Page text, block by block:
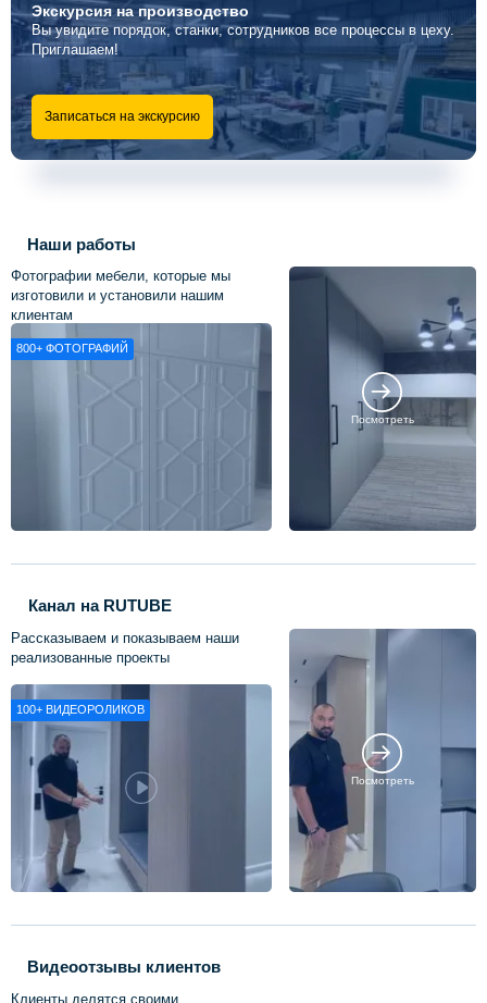
Экскурсияна производство
Вы увидите порядок, станки, сотрудников все процессы в цеху.
Приглашаем!
Записаться на экскурсию
Наши работы
Фотографии мебели, которые мы
изготовили и установили нашим
клиентам
800+ ФОТОГРАФИЙ
Посмотреть
Канал на RUTUBE
Рассказываем и показываем наши
реализованные проекты
100+ ВИДЕОРОЛИКОВ
Посмотреть
Видеоотзывы клиентов
Клиенты делятся своими